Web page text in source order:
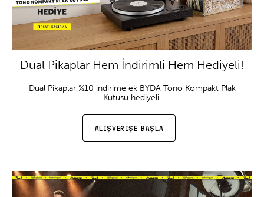
Dual Pikaplar Hem İndirimli Hem Hediyeli!
Dual Pikaplar %10 indirime ek BYDA Tono Kompakt Plak
Kutusu hediyeli.
ALIŞVERİŞE BAŞLA